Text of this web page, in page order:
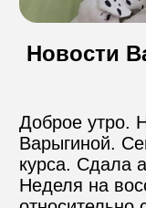
Новости
Доброе утро.
Варыгиной.
курса. Сдала
Неделя на